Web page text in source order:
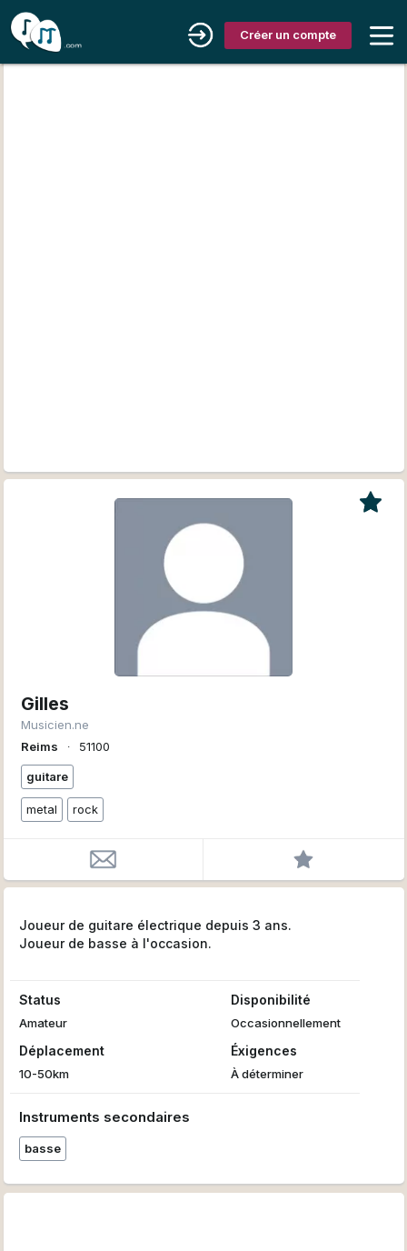
Créer un compte
Gilles
Musicien.ne
Reims
∙ 51100
guitare
metal rock
Joueur de guitare électrique depuis 3 ans.
Joueur de basse à l'occasion.
Status
Amateur
Disponibilité
Occasionnellement
Déplacement
10-50km
Éxigences
À déterminer
Instruments secondaires
basse